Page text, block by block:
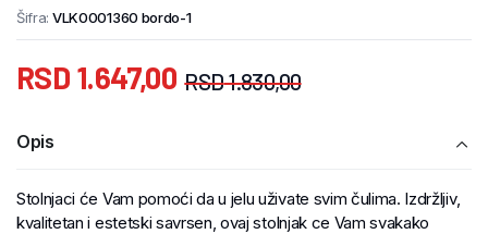
Šifra: VLK0001360 bordo-1
RSD1.830,00
RSD 1.647,00
Opis
Stolnjaci će Vam pomoći da u jelu uživate svim čulima. Izdržljiv,
kvalitetan i estetski savrsen, ovaj stolnjak ce Vam svakako